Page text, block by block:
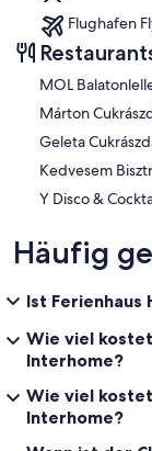
Flughafen
Häufig
Ist Ferienhaus
Wie viel
Interhome?
Wie viel kostet
Interhome?